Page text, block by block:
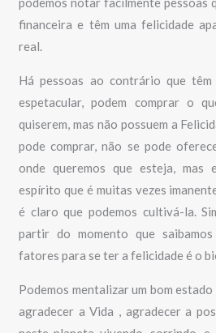
financeira e têm uma felicidade
real.
Há pessoas ao contrário que têm
espetacular, podem comprar o
quiserem, mas não possuem a
pode comprar, não se pode
onde queremos que esteja, mas
espírito que é muitas vezes
é claro que podemos cultivá-la.
partir do momento que
fatores para se ter a felicidade é o
Podemos mentalizar um bom
agradecer a Vida , agradecer a